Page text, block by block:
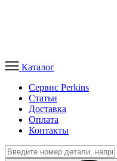
Каталог
Сервис Perkins
Статьи
Доставка
Оплата
Контакты